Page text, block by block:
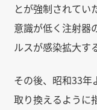
とが強制されてい
意識が低く注射器
ルスが感染拡大す
その後、昭和33年
取り換えるように